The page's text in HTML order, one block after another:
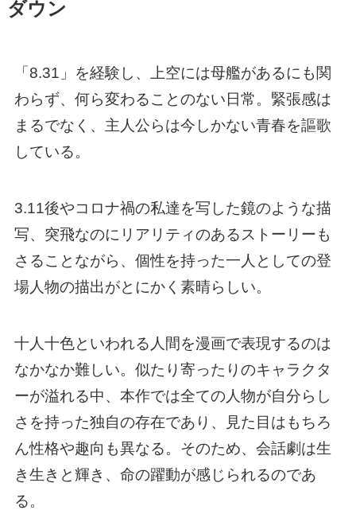
ダウン
「8.31」を経験し、上空には母艦があるにも関
わらず、何ら変わることのない日常。緊張感は
まるでなく、主人公らは今しかない青春を謳歌
している。
3.11後やコロナ禍の私達を写した鏡のような描
写、突飛なのにリアリティのあるストーリーも
さることながら、個性を持った一人としての登
場人物の描出がとにかく素晴らしい。
十人十色といわれる人間を漫画で表現するのは
なかなか難しい。似たり寄ったりのキャラクタ
ーが溢れる中、本作では全ての人物が自分らし
さを持った独自の存在であり、見た目はもちろ
ん性格や趣向も異なる。そのため、会話劇は生
き生きと輝き、命の躍動が感じられるのであ
る。